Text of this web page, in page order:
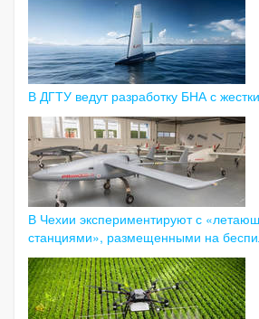
В ДГТУ ведут разработку БНА с
В Чехии экспериментируют с
станциями», размещенными на